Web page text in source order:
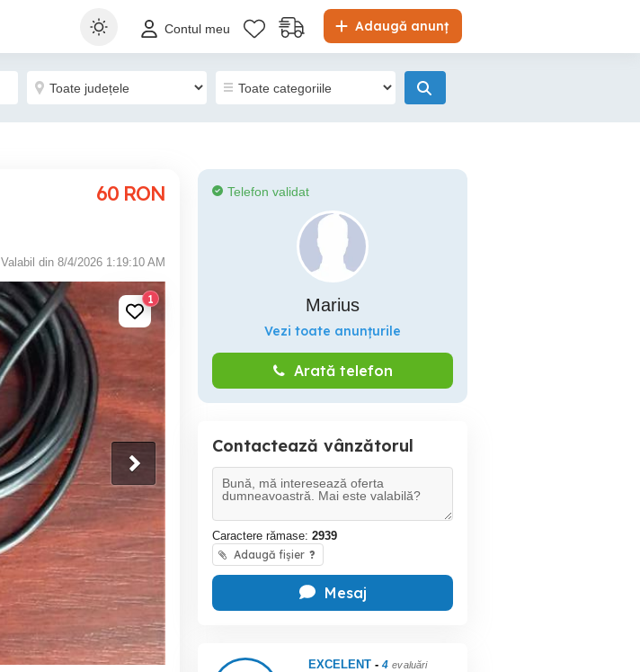
Adaugă anunț
Contul meu
60 RON
Valabil din 8/4/2026 1:19:10 AM
1
Telefon validat
Marius
Vezi toate anunțurile
Arată telefon
Contactează vânzătorul
Caractere rămase: 2939
Adaugă fișier ?
Mesaj
EXCELENT- 4 evaluări